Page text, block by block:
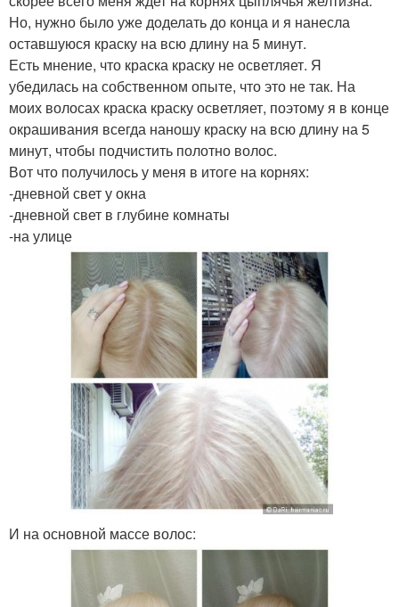
Но, нужно было уже доделать до конца и я нанесла
оставшуюся краску на всю длину на 5 минут.
Есть мнение, что краска краску не осветляет. Я
убедилась на собственном опыте, что это не так. На
моих волосах краска краску осветляет, поэтому я в конце
окрашивания всегда наношу краску на всю длину на 5
минут, чтобы подчистить полотно волос.
Вот что получилось у меня в итоге на корнях:
-дневной свет у окна
-дневной свет в глубине комнаты
-на улице
И на основной массе волос: